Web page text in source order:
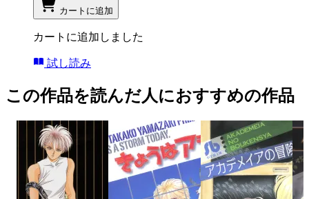
カートに追加
カートに追加しました
試し読み
この作品を読んだ人におすすめの作品